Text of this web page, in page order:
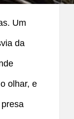
Um
da
olhar, e